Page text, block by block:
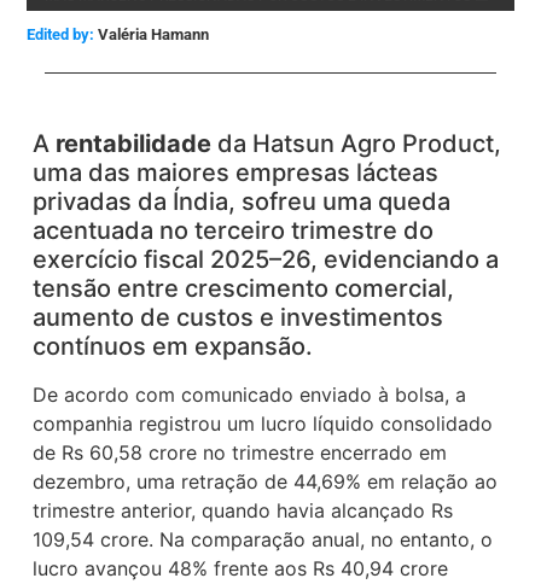
Edited by: Valéria Hamann
A rentabilidade da Hatsun Agro Product,
uma das maiores empresas lácteas
privadas da Índia, sofreu uma queda
acentuada no terceiro trimestre do
exercício fiscal 2025–26, evidenciando a
tensão entre crescimento comercial,
aumento de custos e investimentos
contínuos em expansão.
De acordo com comunicado enviado à bolsa, a
companhia registrou um lucro líquido consolidado
de Rs 60,58 crore no trimestre encerrado em
dezembro, uma retração de 44,69% em relação ao
trimestre anterior, quando havia alcançado Rs
109,54 crore. Na comparação anual, no entanto, o
lucro avançou 48% frente aos Rs 40,94 crore